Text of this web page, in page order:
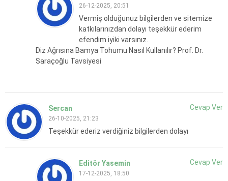
26-12-2025, 20:51
Vermiş olduğunuz bilgilerden ve sitemize
katkılarınızdan dolayı teşekkür ederim
efendim iyiki varsınız.
Diz Ağrısına Bamya Tohumu Nasıl Kullanılır? Prof. Dr.
Saraçoğlu Tavsiyesi
Sercan
26-10-2025, 21:23
Teşekkür ederiz verdiğiniz bilgilerden dolayı
Cevap Ver
Editör Yasemin
17-12-2025, 18:50
Cevap Ver